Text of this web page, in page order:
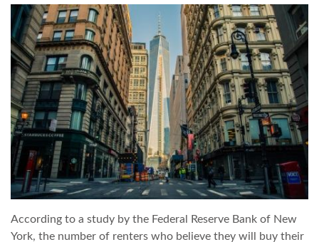
HÍR3D
TROPICALMAGAZIN
GLOBOTV
AFRIKA TUDÁSTÁR
A NAP SZÉPE
According to a study by the Federal Reserve Bank of New
York, the number of renters who believe they will buy their